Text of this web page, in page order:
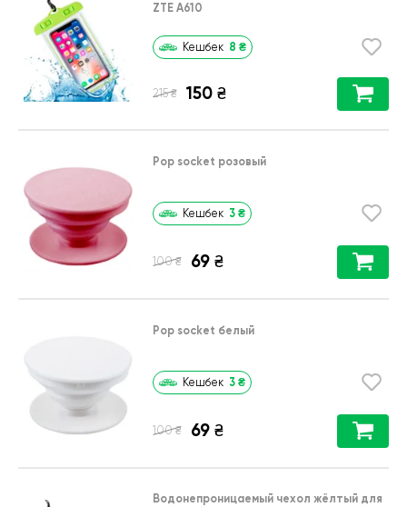
ZTE A610
Кешбек 8 ₴
215 ₴ 150 ₴
Pop socket розовый
Кешбек 3 ₴
100 ₴ 69 ₴
Pop socket белый
Кешбек 3 ₴
100 ₴ 69 ₴
Водонепроницаемый чехол жёлтый для